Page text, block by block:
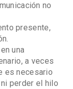
no
presente,
en una
a veces
es necesario
perder el hilo